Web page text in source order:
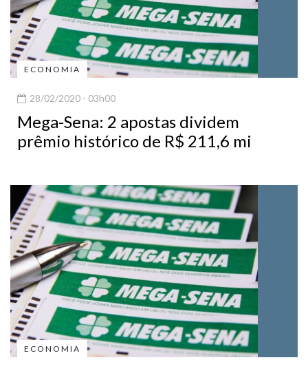
ECONOMIA
28/02/2020 - 03h00
Mega-Sena: 2 apostas dividem
prêmio histórico de R$ 211,6 mi
ECONOMIA